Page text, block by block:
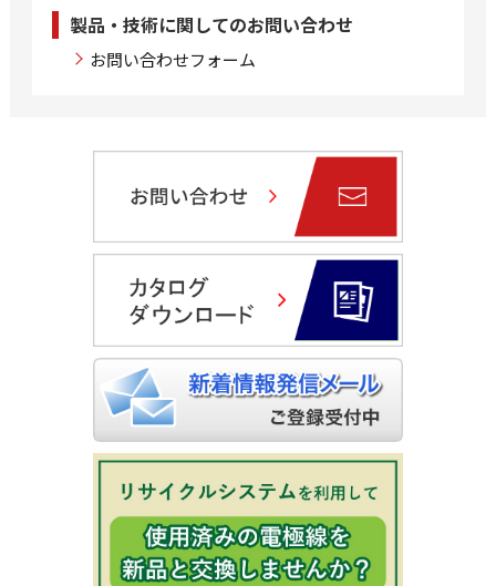
製品・技術に関してのお問い合わせ
お問い合わせフォーム